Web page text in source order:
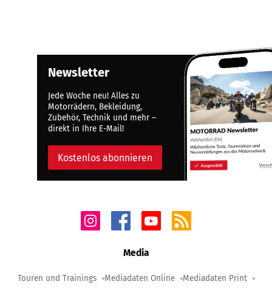
Newsletter
Jede Woche neu! Alles zu
Motorrädern, Bekleidung,
Zubehör, Technik und mehr –
direkt in Ihre E-Mail!
Kostenlos abonnieren
Media
Touren und Trainings Mediadaten Online Mediadaten Print